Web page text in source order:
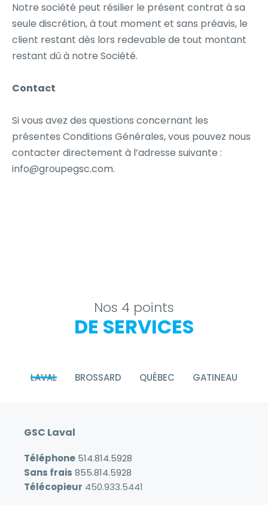
Notre société peut résilier le présent contrat à sa
seule discrétion, à tout moment et sans préavis, le
client restant dès lors redevable de tout montant
restant dû à notre Société.
Contact
Si vous avez des questions concernant les
présentes Conditions Générales, vous pouvez nous
contacter directement à l’adresse suivante :
info@groupegsc.com.
Nos 4 points
DE SERVICES
LAVAL BROSSARD QUÉBEC GATINEAU
GSC Laval
Téléphone 514.814.5928
Sans frais 855.814.5928
Télécopieur 450.933.5441